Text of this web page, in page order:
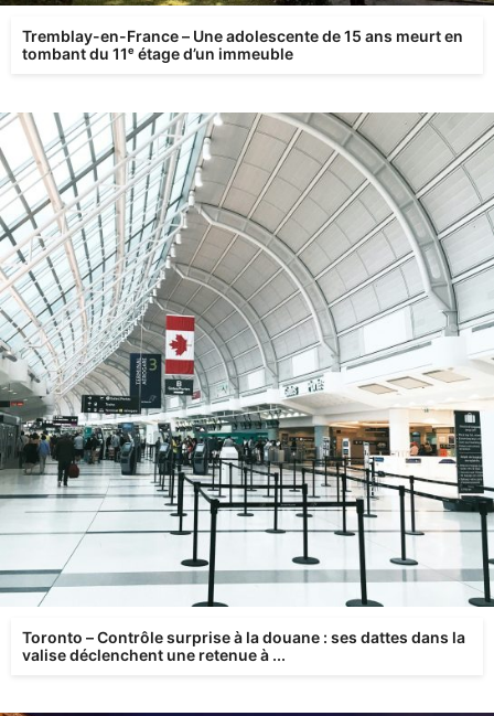
Tremblay-en-France – Une adolescente de 15 ans meurt en
tombant du 11ᵉ étage d’un immeuble
Toronto – Contrôle surprise à la douane : ses dattes dans la
valise déclenchent une retenue à ...